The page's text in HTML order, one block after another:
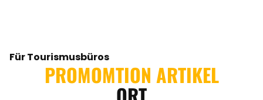
Für Tourismusbüros
PROMOMTION ARTIKEL